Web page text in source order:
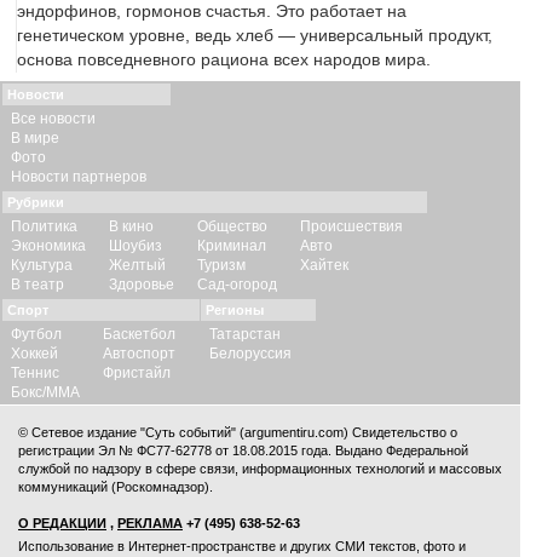
эндорфинов, гормонов счастья. Это работает на
генетическом уровне, ведь хлеб — универсальный продукт,
основа повседневного рациона всех народов мира.
Новости
Все новости
В мире
Фото
Новости партнеров
Рубрики
Политика
Экономика
Культура
В театр
В кино
Шоубиз
Желтый
Здоровье
Общество
Криминал
Туризм
Сад-огород
Происшествия
Авто
Хайтек
Спорт
Футбол
Хоккей
Теннис
Бокс/ММА
Баскетбол
Автоспорт
Фристайл
Регионы
Татарстан
Белоруссия
© Сетевое издание "Суть событий" (argumentiru.com) Свидетельство о
регистрации Эл № ФС77-62778 от 18.08.2015 года. Выдано Федеральной
службой по надзору в сфере связи, информационных технологий и массовых
коммуникаций (Роскомнадзор).
О РЕДАКЦИИ , РЕКЛАМА +7 (495) 638-52-63
Использование в Интернет-пространстве и других СМИ текстов, фото и